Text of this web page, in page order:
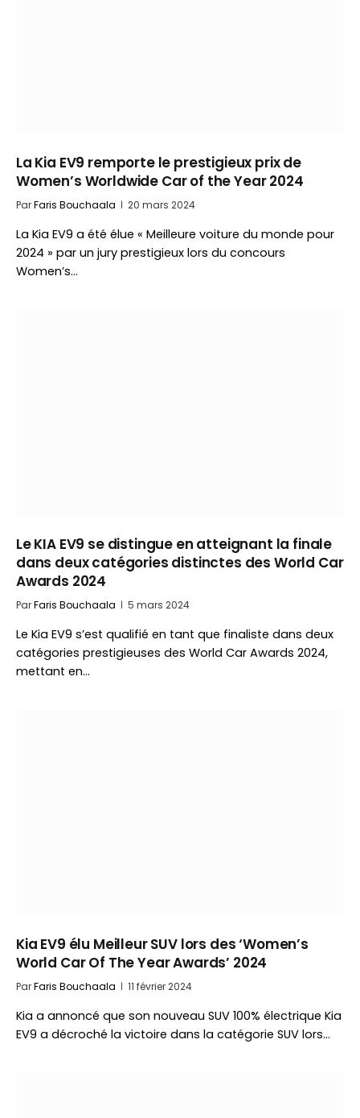
La Kia EV9 remporte le prestigieux prix de
Women’s Worldwide Car of the Year 2024
ParFaris Bouchaala 20 mars 2024
La Kia EV9 a été élue « Meilleure voiture du monde pour
2024 » par un jury prestigieux lors du concours
Women’s…
Le KIA EV9 se distingue en atteignant la finale
dans deux catégories distinctes des World Car
Awards 2024
ParFaris Bouchaala 5 mars 2024
Le Kia EV9 s’est qualifié en tant que finaliste dans deux
catégories prestigieuses des World Car Awards 2024,
mettant en…
Kia EV9 élu Meilleur SUV lors des ‘Women’s
World Car Of The Year Awards’ 2024
ParFaris Bouchaala 11 février 2024
Kia a annoncé que son nouveau SUV 100% électrique Kia
EV9 a décroché la victoire dans la catégorie SUV lors…